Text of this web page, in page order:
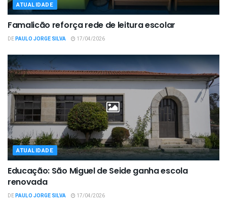
ATUALIDADE
Famalicão reforça rede de leitura escolar
DEPAULO JORGE SILVA 17/04/2026
ATUALIDADE
Educação: São Miguel de Seide ganha escola
renovada
DEPAULO JORGE SILVA 17/04/2026